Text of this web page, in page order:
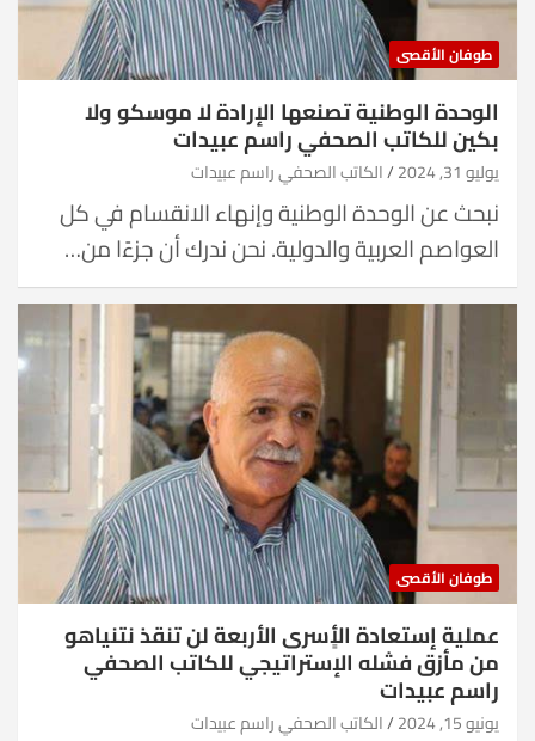
طوفان الأقصى
الوحدة الوطنية تصنعها الإرادة لا موسكو ولا
بكين للكاتب الصحفي راسم عبيدات
يوليو 31, 2024 الكاتب الصحفي راسم عبيدات
نبحث عن الوحدة الوطنية وإنهاء الانقسام في كل
العواصم العربية والدولية. نحن ندرك أن جزءًا من…
طوفان الأقصى
عملية إستعادة الأٍسرى الأربعة لن تنقذ نتنياهو
من مأزق فشله الإستراتيجي للكاتب الصحفي
راسم عبيدات
يونيو 15, 2024 الكاتب الصحفي راسم عبيدات